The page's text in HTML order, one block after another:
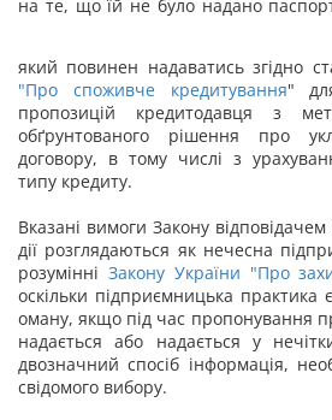
на те, що їй не було надано
який повинен надаватись згідно
"Про споживче кредитування"
пропозицій кредитодавця з
обґрунтованого рішення про
договору, в тому числі з
типу кредиту.
Вказані вимоги Закону
дії розглядаються як нечесна
розумінні Закону України "Про
оскільки підприємницька
оману, якщо під час пропонування
надається або надається у
двозначний спосіб інформація,
свідомого вибору.